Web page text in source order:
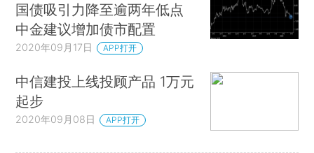
国债吸引力降至逾两年低点
中金建议增加债市配置
2020年09月17日 APP打开
中信建投上线投顾产品 1万元
起步
2020年09月08日 APP打开